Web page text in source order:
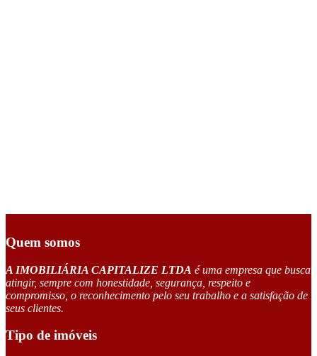
Quem somos
A IMOBILIÁRIA CAPITALIZE LTDA é uma empresa que busca
atingir, sempre com honestidade, segurança, respeito e
compromisso, o reconhecimento pelo seu trabalho e a satisfação de
seus clientes.
Tipo de imóveis